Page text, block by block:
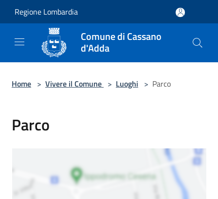
Regione Lombardia
Comune di Cassano
d'Adda
Home > Vivere il Comune > Luoghi > Parco
Parco